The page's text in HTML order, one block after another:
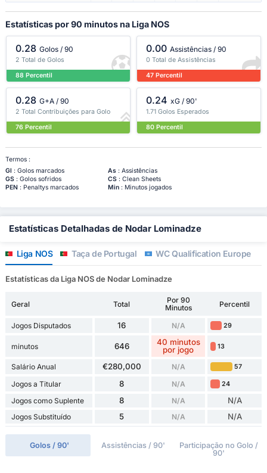
Estatísticas por 90 minutos na Liga NOS
0.28 Golos / 90
2 Total de Golos
88 Percentil
0.00 Assistências / 90
0 Total de Assistências
47 Percentil
0.28 G+A / 90
2 Total Contribuições para Golo
76 Percentil
0.24 xG / 90'
1.71 Golos Esperados
80 Percentil
Termos :
Gl : Golos marcados As: Assistências
GS: Golos sofridos CS: Clean Sheets
PEN: Penaltys marcados Min: Minutos jogados
Estatísticas Detalhadas de Nodar Lominadze
Liga NOS Taça de Portugal WC Qualification Europe
Estatísticas da Liga NOS de Nodar Lominadze
Geral Total
Por 90
Minutos
Percentil
Jogos Disputados 16 N/A 29
minutos 646
40 minutos
por jogo
13
Salário Anual €280,000 N/A 57
Jogos a Titular 8 N/A 24
Jogos como Suplente 8 N/A N/A
Jogos Substituído 5 N/A N/A
Golos / 90' Assistências / 90'
Participação no Golo /
90'